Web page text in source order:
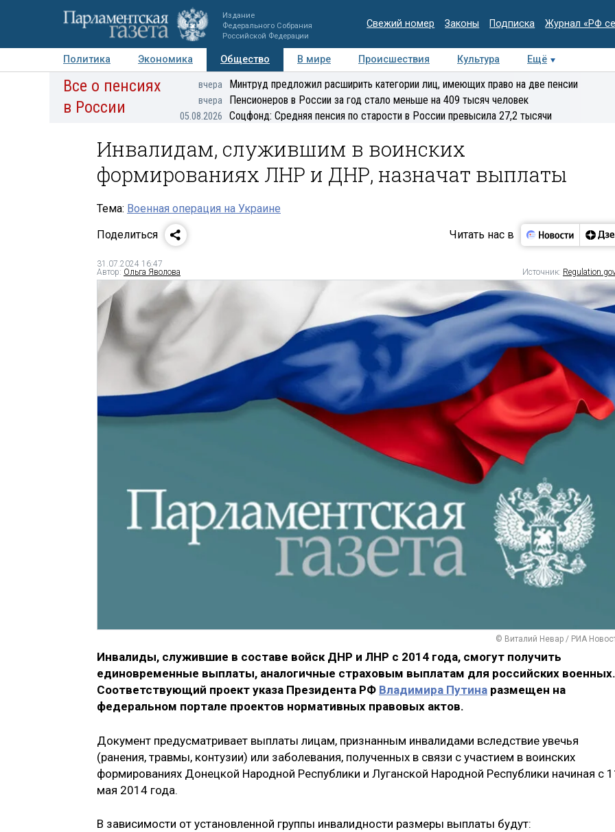
Издание
Федерального Собрания
Российской Федерации
Свежий номер Законы Подписка Журнал «РФ
Политика Экономика Общество В мире Происшествия Культура
Ещё
Авторы Персоны Мнения Регионы Медиацентр Интервью Колумнисты
Все о пенсиях
в России
вчера Минтруд предложил расширить категории лиц, имеющих право на две пенсии
вчера Пенсионеров в России за год стало меньше на 409 тысяч человек
05.08.2026 Соцфонд: Средняя пенсия по старости в России превысила 27,2 тысячи
Инвалидам, служившим в воинских
формированиях ЛНР и ДНР, назначат выплаты
Тема: Военная операция на Украине
Поделиться
Читать нас в
31.07.2024 16:47
Автор: Ольга Яволова Источник:
© Виталий Невар / РИА
Инвалиды, служившие в составе войск ДНР и ЛНР с 2014 года, смогут получить
единовременные выплаты, аналогичные страховым выплатам для российских военных.
Соответствующий проект указа Президента РФ Владимира Путина размещен на
федеральном портале проектов нормативных правовых актов.
Документ предусматривает выплаты лицам, признанным инвалидами вследствие увечья
(ранения, травмы, контузии) или заболевания, полученных в связи с участием в воинских
формированиях Донецкой Народной Республики и Луганской Народной Республики начиная с
мая 2014 года.
В зависимости от установленной группы инвалидности размеры выплаты будут: